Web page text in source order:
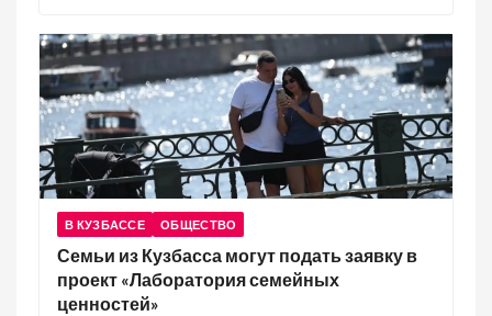
В КУЗБАССЕ ОБЩЕСТВО
Семьи из Кузбасса могут подать заявку в
проект «Лаборатория семейных
ценностей»